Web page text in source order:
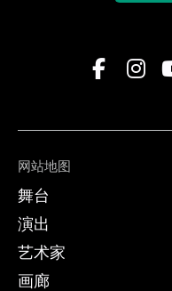
网站地图
舞台
演出
艺术家
画廊